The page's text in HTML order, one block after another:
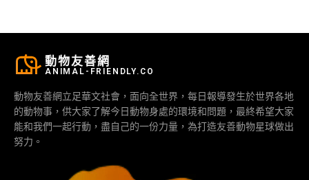
動物友善網
ANIMAL-FRIENDLY.CO
動物友善網立足華文社會，面向全世界，每日報導發生於世界各地
的動物事，供大家了解今日動物身處的環境和問題，最終希望大家
能和我們一起行動，盡自己的一份力量，為打造友善動物星球做出
努力。